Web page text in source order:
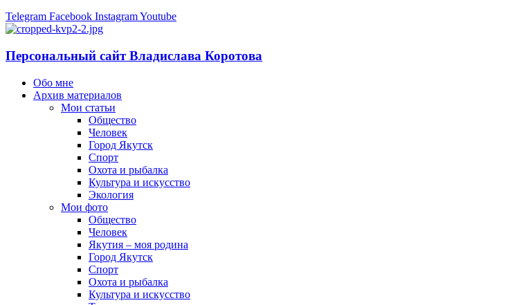
Telegram Facebook InstagramYoutube
Персональный сайт Владислава Коротова
Обо мне
Архив материалов
Мои статьи
Общество
Человек
Город Якутск
Спорт
Охота и рыбалка
Культура и искусство
Экология
Мои фото
Общество
Человек
Якутия – моя родина
Город Якутск
Спорт
Охота и рыбалка
Культура и искусство